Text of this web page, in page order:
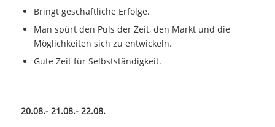
Bringt geschäftliche Erfolge.
Man spürt den Puls der Zeit, den Markt und die
Möglichkeiten sich zu entwickeln.
Gute Zeit für Selbstständigkeit.
20.08.- 21.08.- 22.08.